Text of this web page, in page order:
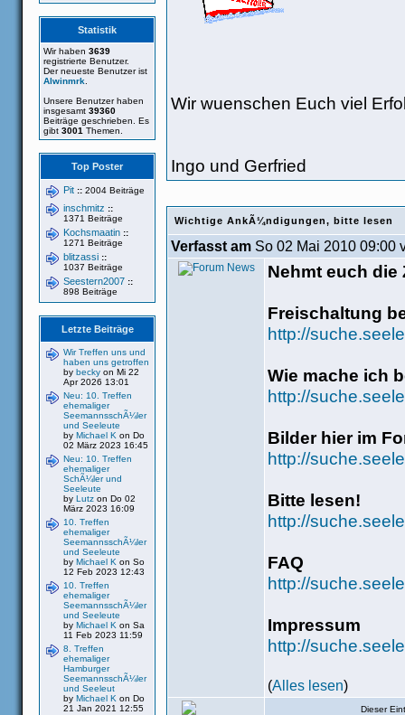
Statistik
Wir haben 3639
registrierte Benutzer.
Der neueste Benutzer ist
Alwinmrk
Unsere Benutzer haben
insgesamt 39360
Beiträge geschrieben. Es
gibt 3001 Themen.
Top Poster
Pit :: 2004 Beiträge
inschmitz ::
1371 Beiträge
Kochsmaatin ::
1271 Beiträge
blitzassi ::
1037 Beiträge
Seestern2007 ::
898 Beiträge
Letzte Beiträge
Wir Treffen uns und
haben uns getroffen
by becky on Mi 22
Apr 2026 13:01
Neu: 10. Treffen
ehemaliger
SeemannsschÃ¼ler
und Seeleute
by Michael K on Do
02 März 2023 16:45
Neu: 10. Treffen
ehemaliger
SchÃ¼ler und
Seeleute
by Lutz on Do 02
März 2023 16:09
10. Treffen
ehemaliger
SeemannsschÃ¼ler
und Seeleute
by Michael K on So
12 Feb 2023 12:43
10. Treffen
ehemaliger
SeemannsschÃ¼ler
und Seeleute
by Michael K on Sa
11 Feb 2023 11:59
8. Treffen
ehemaliger
Hamburger
SeemannsschÃ¼ler
und Seeleut
by Michael K on Do
21 Jan 2021 12:55
Wir wuenschen Euch viel
Ingo und Gerfried
Wichtige AnkÃ¼ndigungen, bitte lesen
Verfasst am So 02 Mai 2010 09:00
Nehmt euch die
Freischaltung
http://
Wie mache ich
http://
Bilder hier im
http://
Bitte lesen!
http://
FAQ
http://
Impressum
http://
(Alles lesen)
Dieser